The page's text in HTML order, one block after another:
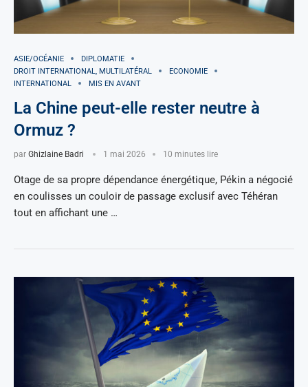
ASIE/OCÉANIE
DIPLOMATIE
DROIT INTERNATIONAL, MULTILATÉRAL
ECONOMIE
INTERNATIONAL
MIS EN AVANT
La Chine peut-elle rester neutre à
Ormuz ?
par Ghizlaine Badri 1 mai 2026 10 minutes lire
Otage de sa propre dépendance énergétique, Pékin a négocié
en coulisses un couloir de passage exclusif avec Téhéran
tout en affichant une …